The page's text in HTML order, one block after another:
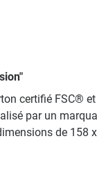
certifié FSC®
par un
de 158